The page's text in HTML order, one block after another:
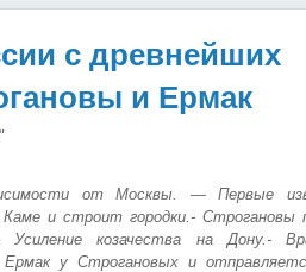
с древнейших
и Ермак
от Москвы. — Первые
и строит городки.- Строгановы
козачества на Дону.-
Ермак у Строгановых и